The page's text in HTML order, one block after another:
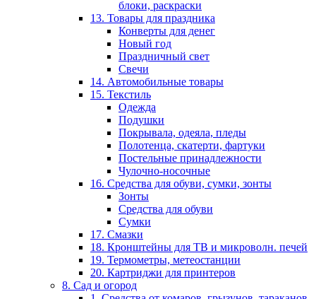
блоки, раскраски
13. Товары для праздника
Конверты для денег
Новый год
Праздничный свет
Свечи
14. Автомобильные товары
15. Текстиль
Одежда
Подушки
Покрывала, одеяла, пледы
Полотенца, скатерти, фартуки
Постельные принадлежности
Чулочно-носочные
16. Средства для обуви, сумки, зонты
Зонты
Средства для обуви
Сумки
17. Смазки
18. Кронштейны для ТВ и микроволн. печей
19. Термометры, метеостанции
20. Картриджи для принтеров
8. Сад и огород